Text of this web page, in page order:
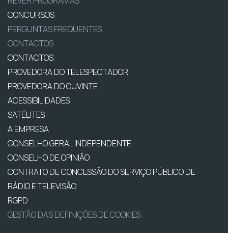
CONCURSOS
PERGUNTAS FREQUENTES
CONTACTOS
CONTACTOS
PROVEDORA DO TELESPECTADOR
PROVEDORA DO OUVINTE
ACESSIBILIDADES
SATÉLITES
A EMPRESA
CONSELHO GERAL INDEPENDENTE
CONSELHO DE OPINIÃO
CONTRATO DE CONCESSÃO DO SERVIÇO PÚBLICO DE
RÁDIO E TELEVISÃO
RGPD
GESTÃO DAS DEFINIÇÕES DE COOKIES